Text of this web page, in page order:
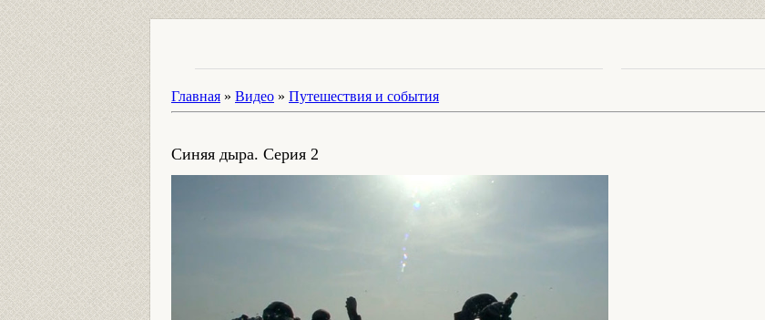
Главная » Видео » Путешествия и события
Синяя дыра. Серия 2